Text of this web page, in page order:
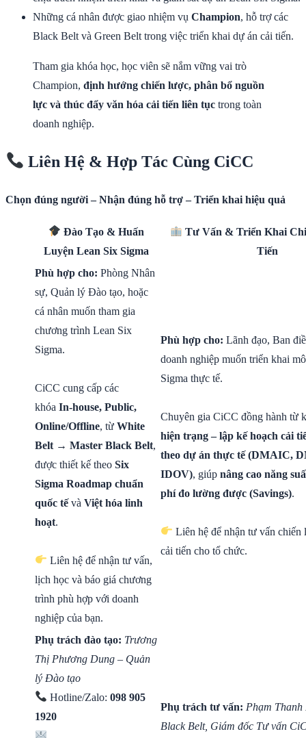
Những cá nhân được giao nhiệm vụ Champion, hỗ trợ các
Black Belt và Green Belt trong việc triển khai dự án cải tiến.
Tham gia khóa học, học viên sẽ nắm vững vai trò
Champion, định hướng chiến lược, phân bổ nguồn
lực và thúc đẩy văn hóa cải tiến liên tục trong toàn
doanh nghiệp.
Liên Hệ & Hợp Tác Cùng CiCC
Chọn đúng người – Nhận đúng hỗ trợ – Triển khai hiệu quả
Đào Tạo & Huấn
Luyện Lean Six Sigma
Tư Vấn & Triển Khai
Tiến
Phù hợp cho: Phòng Nhân
sự, Quản lý Đào tạo, hoặc
cá nhân muốn tham gia
chương trình Lean Six
Sigma.
CiCC cung cấp các
khóa In-house, Public,
Online/Offline, từ White
Belt → Master Black Belt,
được thiết kế theo Six
Sigma Roadmap chuẩn
quốc tếvà Việt hóa linh
hoạt.
Liên hệ để nhận tư vấn,
lịch học và báo giá chương
trình phù hợp với doanh
nghiệp của bạn.
Phù hợp cho: Lãnh đạo, Ban
doanh nghiệp muốn triển khai
Sigma thực tế.
Chuyên gia CiCC đồng hành từ
hiện trạng – lập kế hoạch cải
theo dự án thực tế (DMAIC,
IDOV), giúp nâng cao năng
phí đo lường được (Savings).
Liên hệ để nhận tư vấn
cải tiến cho tổ chức.
Phụ trách đào tạo: Trương
Thị Phương Dung – Quản
lý Đào tạo
Hotline/Zalo:098 905
1920
Phụ trách tư vấn: Phạm
Black Belt, Giám đốc Tư vấn